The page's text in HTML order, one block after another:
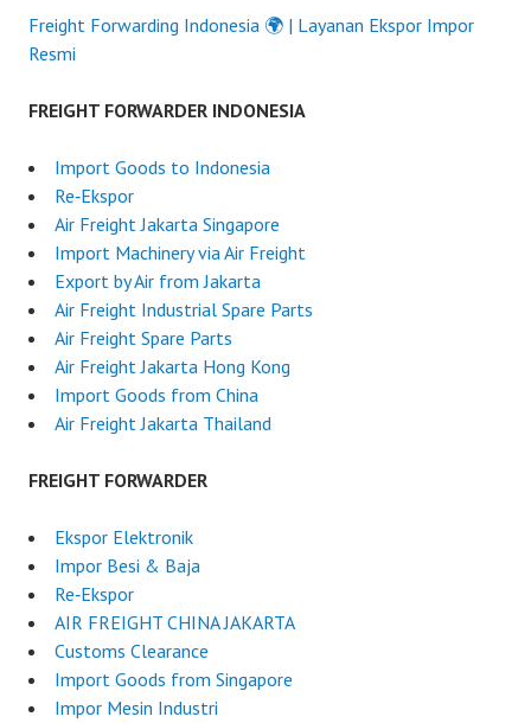
Freight Forwarding Indonesia 🌍 | Layanan Ekspor Impor
Resmi
FREIGHT FORWARDER INDONESIA
Import Goods to Indonesia
Re‑Ekspor
Air Freight Jakarta Singapore
Import Machinery via Air Freight
Export by Air from Jakarta
Air Freight Industrial Spare Parts
Air Freight Spare Parts
Air Freight Jakarta Hong Kong
Import Goods from China
Air Freight Jakarta Thailand
FREIGHT FORWARDER
Ekspor Elektronik
Impor Besi & Baja
Re‑Ekspor
AIR FREIGHT CHINA JAKARTA
Customs Clearance
Import Goods from Singapore
Impor Mesin Industri